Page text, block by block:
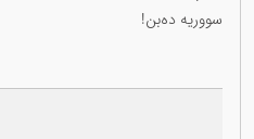
سووریە دەبن!